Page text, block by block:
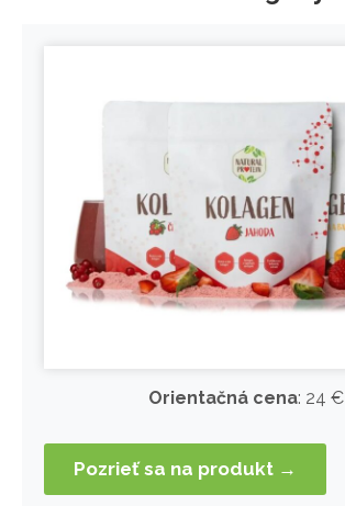
Orientačná cena: 24 €
Pozrieť sa na produkt →